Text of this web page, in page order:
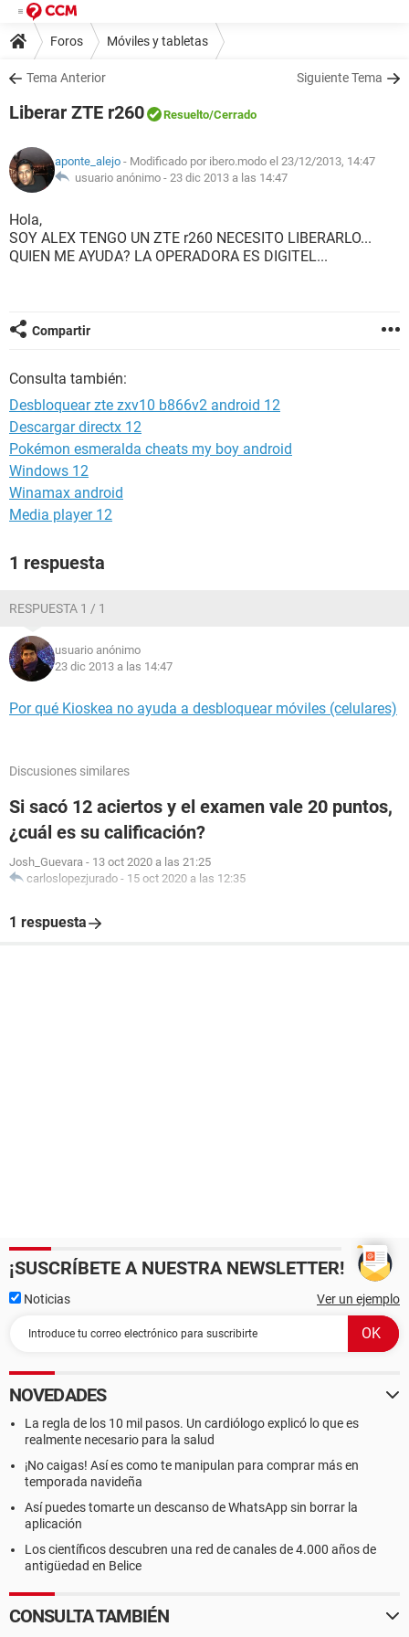
Foros Móviles y tabletas
Tema Anterior Siguiente Tema
Liberar ZTE r260 Resuelto/Cerrado
aponte_alejo - Modificado por ibero.modo el 23/12/2013, 14:47
usuario anónimo - 23 dic 2013 a las 14:47
Hola,
SOY ALEX TENGO UN ZTE r260 NECESITO LIBERARLO...
QUIEN ME AYUDA? LA OPERADORA ES DIGITEL...
Compartir
Consulta también:
Desbloquear zte zxv10 b866v2 android 12
Descargar directx 12
Pokémon esmeralda cheats my boy android
Windows 12
Winamax android
Media player 12
1 respuesta
RESPUESTA 1 / 1
usuario anónimo
23 dic 2013 a las 14:47
Por qué Kioskea no ayuda a desbloquear móviles (celulares)
Discusiones similares
Si sacó 12 aciertos y el examen vale 20 puntos,
¿cuál es su calificación?
Josh_Guevara - 13 oct 2020 a las 21:25
carloslopezjurado - 15 oct 2020 a las 12:35
1 respuesta
¡SUSCRÍBETE A NUESTRA NEWSLETTER!
Noticias Ver un ejemplo
NOVEDADES
La regla de los 10 mil pasos. Un cardiólogo explicó lo que es
realmente necesario para la salud
¡No caigas! Así es como te manipulan para comprar más en
temporada navideña
Así puedes tomarte un descanso de WhatsApp sin borrar la
aplicación
Los científicos descubren una red de canales de 4.000 años de
antigüedad en Belice
CONSULTA TAMBIÉN